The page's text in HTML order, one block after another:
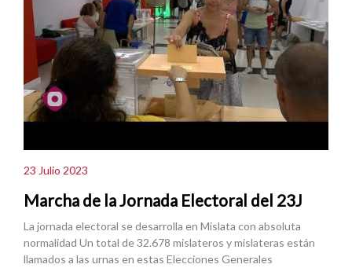
23 Julio 2023
Marcha de la Jornada Electoral del 23J
La jornada electoral se desarrolla en Mislata con absoluta
normalidad Un total de 32.678 mislateros y mislateras están
llamados a las urnas en estas Elecciones Generales